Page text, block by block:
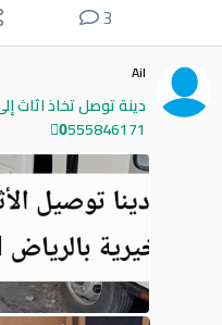
3
Ail
دينة توصل تخاذ اثاث
0َ555846171